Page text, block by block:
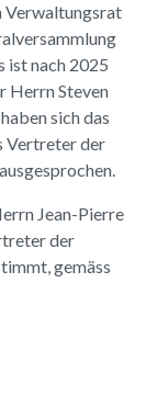
Verwaltungsrat
ist nach 2025
Herrn Steven
sich das
Vertreter der
Jean-Pierre
der
gemäss